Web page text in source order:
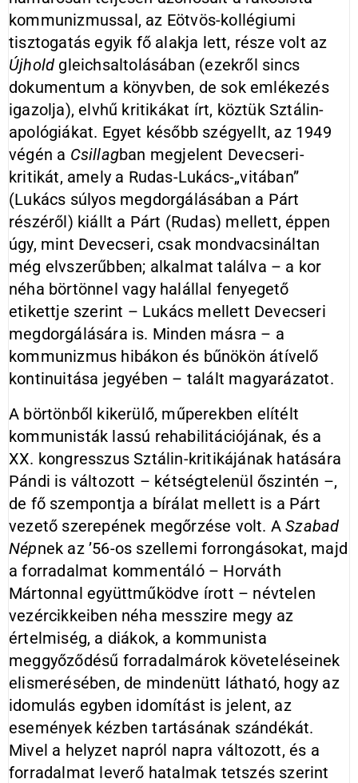
kommunizmussal, az Eötvös-kollégiumi
tisztogatás egyik fő alakja lett, része volt az
Újhold gleichsaltolásában (ezekről sincs
dokumentum a könyvben, de sok emlékezés
igazolja), elvhű kritikákat írt, köztük Sztálin-
apológiákat. Egyet később szégyellt, az 1949
végén a Csillagban megjelent Devecseri-
kritikát, amely a Rudas-Lukács-„vitában”
(Lukács súlyos megdorgálásában a Párt
részéről) kiállt a Párt (Rudas) mellett, éppen
úgy, mint Devecseri, csak mondvacsináltan
még elvszerűbben; alkalmat találva – a kor
néha börtönnel vagy halállal fenyegető
etikettje szerint – Lukács mellett Devecseri
megdorgálására is. Minden másra – a
kommunizmus hibákon és bűnökön átívelő
kontinuitása jegyében – talált magyarázatot.
A börtönből kikerülő, műperekben elítélt
kommunisták lassú rehabilitációjának, és a
XX. kongresszus Sztálin-kritikájának hatására
Pándi is változott – kétségtelenül őszintén –,
de fő szempontja a bírálat mellett is a Párt
vezető szerepének megőrzése volt. ASzabad
Népnek az ’56-os szellemi forrongásokat, majd
a forradalmat kommentáló – Horváth
Mártonnal együttműködve írott – névtelen
vezércikkeiben néha messzire megy az
értelmiség, a diákok, a kommunista
meggyőződésű forradalmárok követeléseinek
elismerésében, de mindenütt látható, hogy az
idomulás egyben idomítást is jelent, az
események kézben tartásának szándékát.
Mivel a helyzet napról napra változott, és a
forradalmat leverő hatalmak tetszés szerint